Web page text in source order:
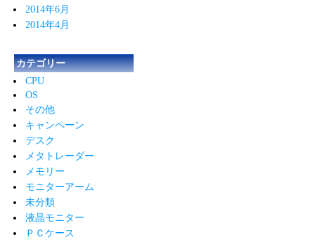
2014年6月
2014年4月
カテゴリー
CPU
OS
その他
キャンペーン
デスク
メタトレーダー
メモリー
モニターアーム
未分類
液晶モニター
ＰＣケース